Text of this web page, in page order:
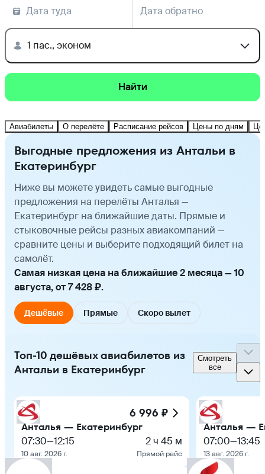
Дата туда Дата обратно
1 пас., эконом
Найти
Авиабилеты О перелёте Расписание рейсов Цены по дням
Выгодные предложения из Антальи в
Екатеринбург
Ниже вы можете увидеть самые выгодные
предложения на перелёты Анталья —
Екатеринбург на ближайшие даты. Прямые и
стыковочные рейсы разных авиакомпаний —
сравните цены и выберите подходящий билет на
самолёт.
Самая низкая цена на ближайшие 2 месяца — 10
августа, от 7 428 ₽.
Дешёвые Прямые Скоро вылет
Топ-10 дешёвых авиабилетов из
Антальи в Екатеринбург
Смотреть
все
6 996 ₽
Анталья — Екатеринбург
07:30—12:15
10 авг. 2026 г.
2 ч 45 м
Прямой рейс
Анталья —
07:00—13:45
13 авг. 2026 г.